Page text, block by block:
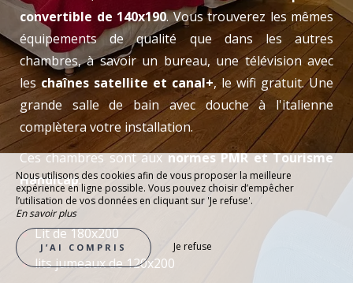
convertible de 140x190. Vous trouverez les mêmes
équipements de qualité que dans les autres
chambres, à savoir un bureau, une télévision avec
leschaînes satellite et canal+, le wifi gratuit. Une
grande salle de bain avec douche à l'italienne
complètera votre installation.
Ces chambres sont auxnormes PMR et Tourisme
Handicap.
Lit de 180x200
lits jumeaux de 120x200
Nous utilisons des cookies afin de vous proposer la meilleure
expérience en ligne possible. Vous pouvez choisir d’empêcher
l’utilisation de vos données en cliquant sur 'Je refuse'.
En savoir plus
J’AI COMPRIS Je refuse